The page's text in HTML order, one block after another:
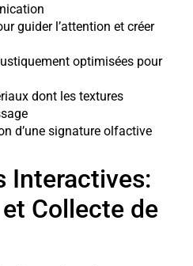
guider l’attention et créer
optimisées pour
dont les textures
d’une signature olfactive
Interactives:
Collecte de